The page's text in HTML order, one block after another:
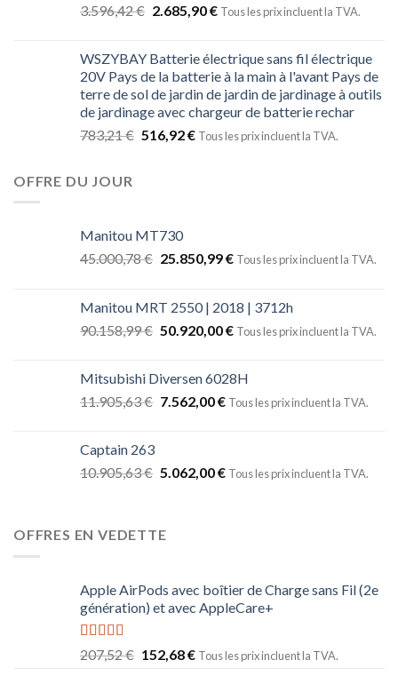
3.596,42€ 2.685,90€ Tous les prix incluent la TVA.
WSZYBAY Batterie électrique sans fil électrique
20V Pays de la batterie à la main à l'avant Pays de
terre de sol de jardin de jardin de jardinage à outils
de jardinage avec chargeur de batterie rechar
783,21€ 516,92€ Tous les prix incluent la TVA.
OFFRE DU JOUR
Manitou MT730
45.000,78€ 25.850,99€ Tous les prix incluent la TVA.
Manitou MRT 2550 | 2018 | 3712h
90.158,99€ 50.920,00€ Tous les prix incluent la TVA.
Mitsubishi Diversen 6028H
11.905,63€ 7.562,00€ Tous les prix incluent la TVA.
Captain 263
10.905,63€ 5.062,00€ Tous les prix incluent la TVA.
OFFRES EN VEDETTE
Apple AirPods avec boîtier de Charge sans Fil (2e
génération) et avec AppleCare+
Note5.00
sur 5
207,52€ 152,68€ Tous les prix incluent la TVA.